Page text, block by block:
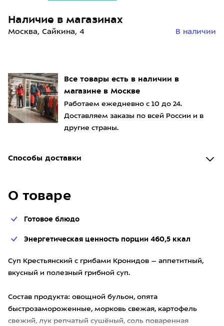
Все товары есть в наличии в
магазине в Москве
Работаем ежедневно с 10 до 24.
Доставляем заказы по всей России и в
другие страны.
Способы доставки
О товаре
Готовое блюдо
Энергетическая ценность порции 460,5 ккал
Суп Крестьянский с грибами Кронидов – аппетитный,
вкусный и полезный грибной суп.
Состав продукта: овощной бульон, опята
быстрозамороженные, морковь свежая, картофель
свежий, лук репчатый сушёный, соль поваренная
Наличие в магазинах
Москва, Сайкина, 4 В наличии